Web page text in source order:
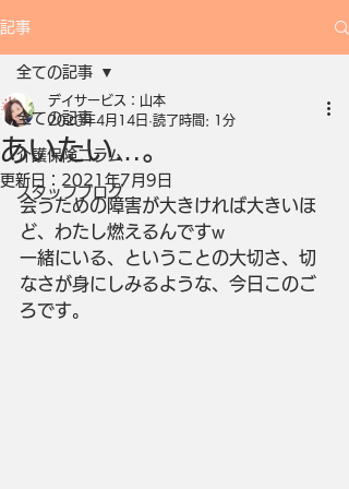
記事
全ての記事
介護保険コラム
スタッフブログ
全ての記事
あいたい…。
デイサービス：山本
2020年4月14日 読了時間: 1分
更新日： 2021年7月9日
会うための障害が大きければ大きいほ
ど、わたし燃えるんですw
一緒にいる、ということの大切さ、切
なさが身にしみるような、今日このご
ろです。